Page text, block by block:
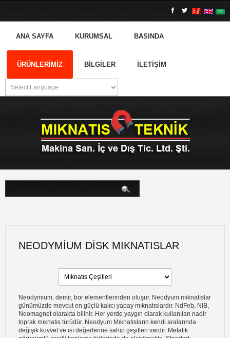
ANA SAYFA KURUMSAL BASINDA
ÜRÜNLERIMIZ BILGILER İLETIŞIM
arama...
NEODYMIUM DISK MIKNATISLAR
Neodymium, demir, bor elementlerinden oluşur. Neodyum mıknatıslar
günümüzde mevcut en güçlü kalıcı yapay mıknatıslardır. NdFeb, NIB,
Neomagnet olarakta bilinir. Her yerde yaygın olarak kullanılan nadir
toprak mıknatıs türüdür. Neodyum Mıknatısların kendi aralarında
değişik kuvvet ve ısı değerlerine sahip çeşitleri vardır. Metalik